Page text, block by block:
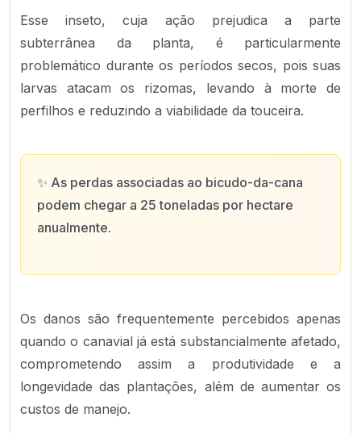
Esse inseto, cuja ação prejudica a parte
subterrânea da planta, é particularmente
problemático durante os períodos secos, pois suas
larvas atacam os rizomas, levando à morte de
perfilhos e reduzindo a viabilidade da touceira.
✨ As perdas associadas ao bicudo-da-cana
podem chegar a 25 toneladas por hectare
anualmente.
Os danos são frequentemente percebidos apenas
quando o canavial já está substancialmente afetado,
comprometendo assim a produtividade e a
longevidade das plantações, além de aumentar os
custos de manejo.